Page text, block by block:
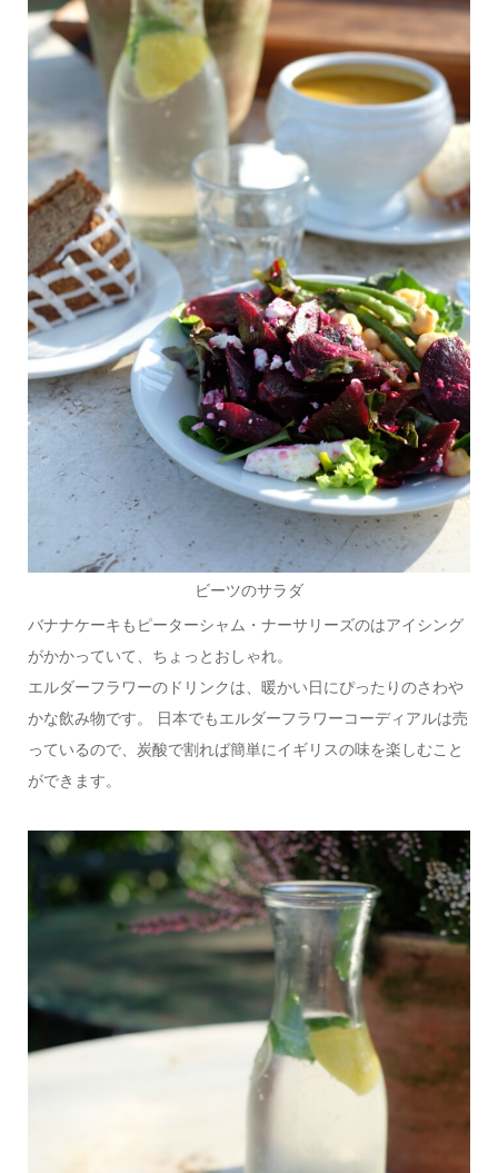
ビーツのサラダ
バナナケーキもピーターシャム・ナーサリーズのはアイシング
がかかっていて、ちょっとおしゃれ。
エルダーフラワーのドリンクは、暖かい日にぴったりのさわや
かな飲み物です。 日本でもエルダーフラワーコーディアルは売
っているので、炭酸で割れば簡単にイギリスの味を楽しむこと
ができます。